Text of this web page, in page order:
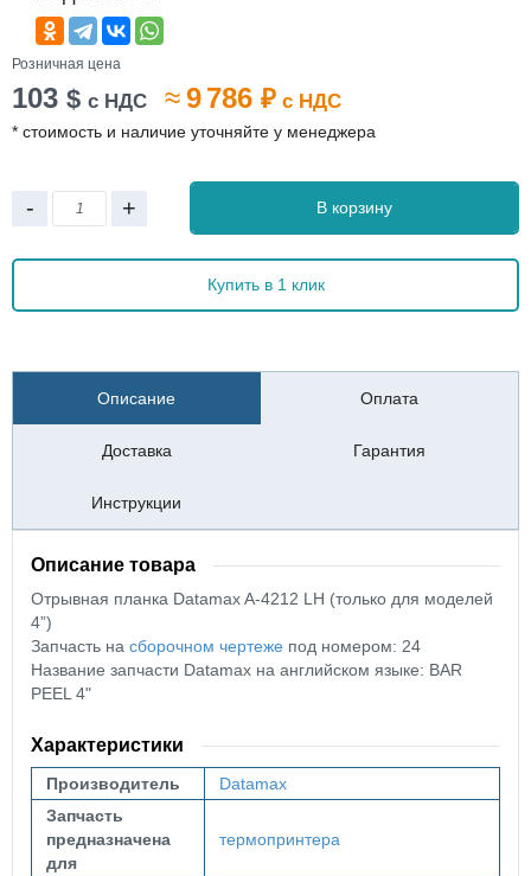
Розничная цена
103 $ с НДС ≈9 786 ₽ с НДС
* стоимость и наличие уточняйте у менеджера
- + В корзину
Купить в 1 клик
Описание Оплата
Доставка Гарантия
Инструкции
Описание товара
Отрывная планка Datamax A-4212 LH (только для моделей
4”)
Запчасть на сборочном чертеже под номером: 24
Название запчасти Datamax на английском языке: BAR
PEEL 4"
Характеристики
Производитель
Datamax
Запчасть
предназначена
для
термопринтера